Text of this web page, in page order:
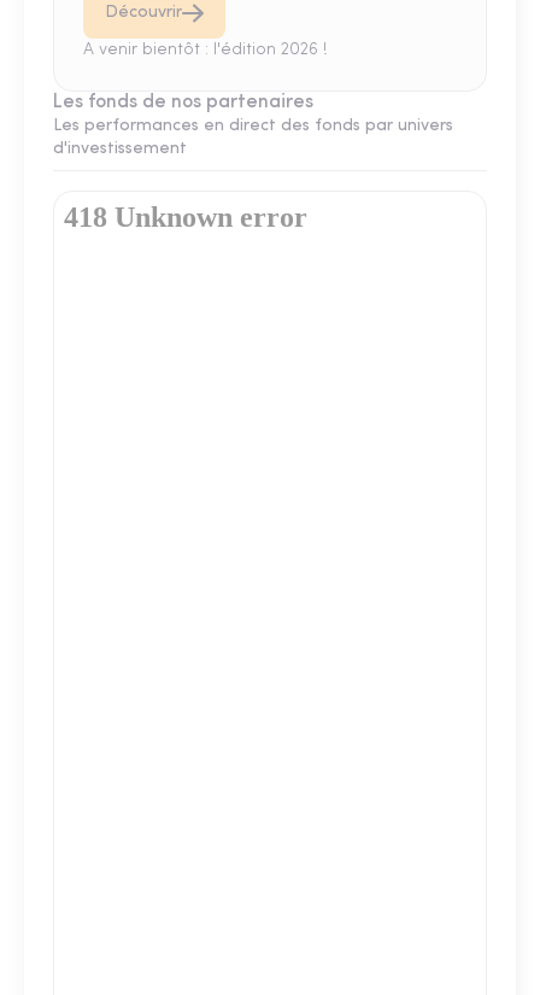
Découvrir
A venir bientôt : l'édition 2026 !
Les fonds de nos partenaires
Les performances en direct des fonds par univers
d'investissement